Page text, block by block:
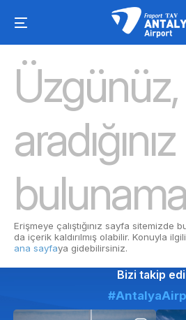
Üzgünüz,
Erişmeye çalıştığınız sayfa sitemizde
da içerik kaldırılmış olabilir. Konuyla
ana sayfaya gidebilirsiniz.
Bizi takip